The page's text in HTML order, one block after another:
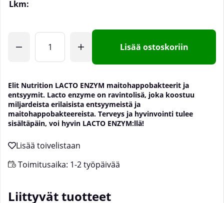
Lkm:
Lisää ostoskoriin
Elit Nutrition LACTO ENZYM maitohappobakteerit ja
entsyymit. Lacto enzyme on ravintolisä, joka koostuu
miljardeista erilaisista entsyymeistä ja
maitohappobakteereista. Terveys ja hyvinvointi tulee
sisältäpäin, voi hyvin LACTO ENZYM:llä!
Toimitusaika: 1-2 työpäivää
Liittyvät tuotteet